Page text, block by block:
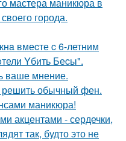
города.
вмеcте c 6-летним
Yбить Беcы".
ваше мнение.
решить обычный фен.
маникюра!
акцентами - сердечки,
так, будто это не